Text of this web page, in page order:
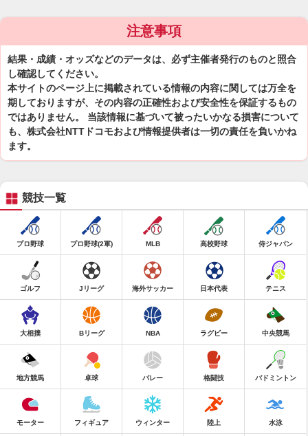
注意事項
結果・成績・オッズなどのデータは、必ず主催者発行のものと照合
し確認してください。
本サイトのページ上に掲載されている情報の内容に関しては万全を
期しておりますが、その内容の正確性および安全性を保証するもの
ではありません。 当該情報に基づいて被ったいかなる損害について
も、株式会社NTTドコモおよび情報提供者は一切の責任を負いかね
ます。
競技一覧
プロ野球 プロ野球(2軍) MLB 高校野球 侍ジャパン
ゴルフ Jリーグ 海外サッカー 日本代表 テニス
大相撲 Bリーグ NBA ラグビー 中央競馬
地方競馬 卓球 バレー 格闘技 バドミントン
モーター フィギュア ウィンター 陸上 水泳